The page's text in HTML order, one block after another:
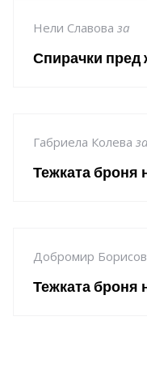
Нели Славова за
Спирачки пред
Габриела Колева за
Тежката броня
Добромир Борисов
Тежката броня